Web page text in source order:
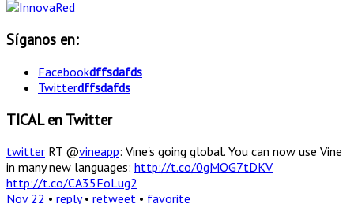
Síganos en:
Facebookdffsdafds
Twitterdffsdafds
TICAL en Twitter
twitter RT @vineapp: Vine's going global. You can now use Vine
in many new languages: http://t.co/0gMOG7tDKV
http://t.co/CA35FoLug2
Nov 22 • reply• retweet • favorite